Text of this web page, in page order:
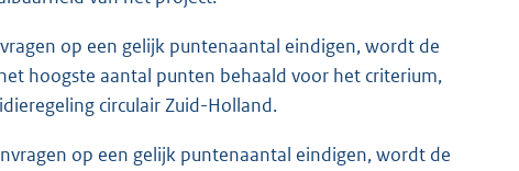
op een gelijk puntenaantal eindigen, wordt de
hoogste aantal punten behaald voor het criterium,
circulair Zuid-Holland.
op een gelijk puntenaantal eindigen, wordt de